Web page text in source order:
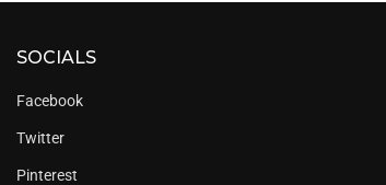
SOCIALS
Facebook
Twitter
Pinterest